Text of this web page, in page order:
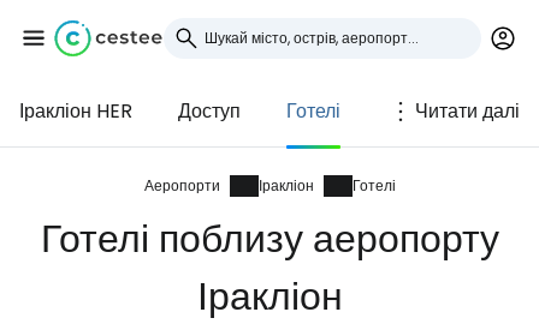
Іракліон HER Доступ Готелі Читати далі
Аеропорти Іракліон Готелі
Готелі поблизу аеропорту
Іракліон
Увійдіть до Cestee
... світова туристична спільнота
Продовжуйте з Google